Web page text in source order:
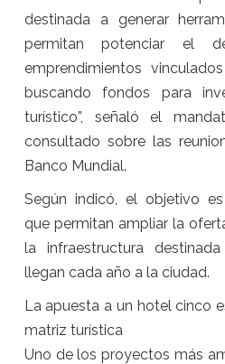
destinada a generar
permitan potenciar el
emprendimientos
buscando fondos para
turístico”, señaló el
consultado sobre las
Banco Mundial.
Según indicó, el objetivo
que permitan ampliar la
la infraestructura
llegan cada año a la ciudad.
La apuesta a un hotel cinco
matriz turística
Uno de los proyectos más